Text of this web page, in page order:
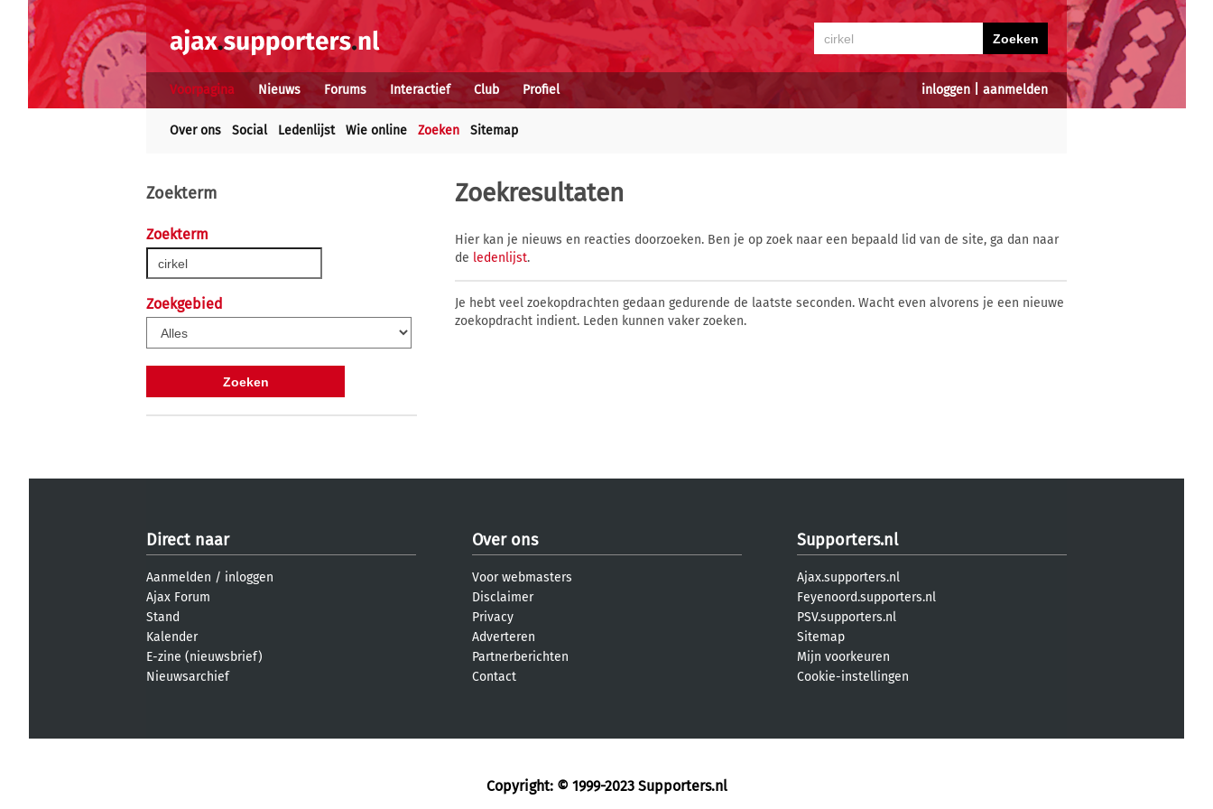
inloggen aanmelden
Voorpagina Nieuws Forums Interactief Club Profiel
Over ons Social Ledenlijst Wie online Zoeken Sitemap
Zoekterm
Zoekterm
Zoekgebied
Zoekresultaten
Hier kan je nieuws en reacties doorzoeken. Ben je op zoek naar een bepaald lid van de site, ga dan naar
de ledenlijst.
Je hebt veel zoekopdrachten gedaan gedurende de laatste seconden. Wacht even alvorens je een nieuwe
zoekopdracht indient. Leden kunnen vaker zoeken.
Direct naar
Aanmelden / inloggen
Ajax Forum
Stand
Kalender
E-zine (nieuwsbrief)
Nieuwsarchief
Over ons
Voor webmasters
Disclaimer
Privacy
Adverteren
Partnerberichten
Contact
Supporters.nl
Ajax.supporters.nl
Feyenoord.supporters.nl
PSV.supporters.nl
Sitemap
Mijn voorkeuren
Cookie-instellingen
Copyright: © 1999-2023 Supporters.nl